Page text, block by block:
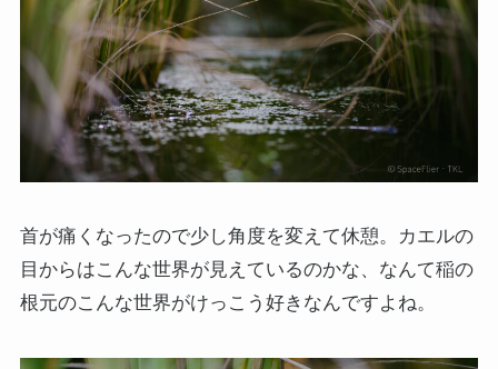
首が痛くなったので少し角度を変えて休憩。カエルの
目からはこんな世界が見えているのかな、なんて稲の
根元のこんな世界がけっこう好きなんですよね。